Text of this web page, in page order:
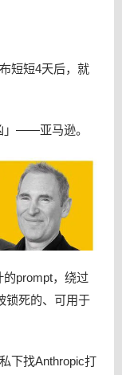
短短4天后，就
」——亚马逊。
prompt，绕过
锁死的、可用于
下找Anthropic打